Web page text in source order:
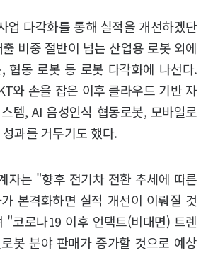
업 다각화를 통해 실적을 개선하겠단
비중 절반이 넘는 산업용 로봇 외에
협동 로봇 등 로봇 다각화에 나선다.
와 손을 잡은 이후 클라우드 기반 자
템, AI 음성인식 협동로봇, 모바일로
과를 거두기도 했다.
자는 "향후 전기차 전환 추세에 따른
본격화하면 실적 개선이 이뤄질 것
"코로나19 이후 언택트(비대면) 트렌
봇 분야 판매가 증가할 것으로 예상